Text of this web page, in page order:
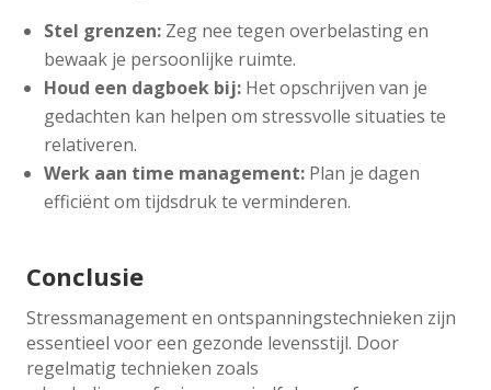
Stel grenzen: Zeg nee tegen overbelasting en
bewaak je persoonlijke ruimte.
Houd een dagboek bij: Het opschrijven van je
gedachten kan helpen om stressvolle situaties te
relativeren.
Werk aan time management: Plan je dagen
efficiënt om tijdsdruk te verminderen.
Conclusie
Stressmanagement en ontspanningstechnieken zijn
essentieel voor een gezonde levensstijl. Door
regelmatig technieken zoals